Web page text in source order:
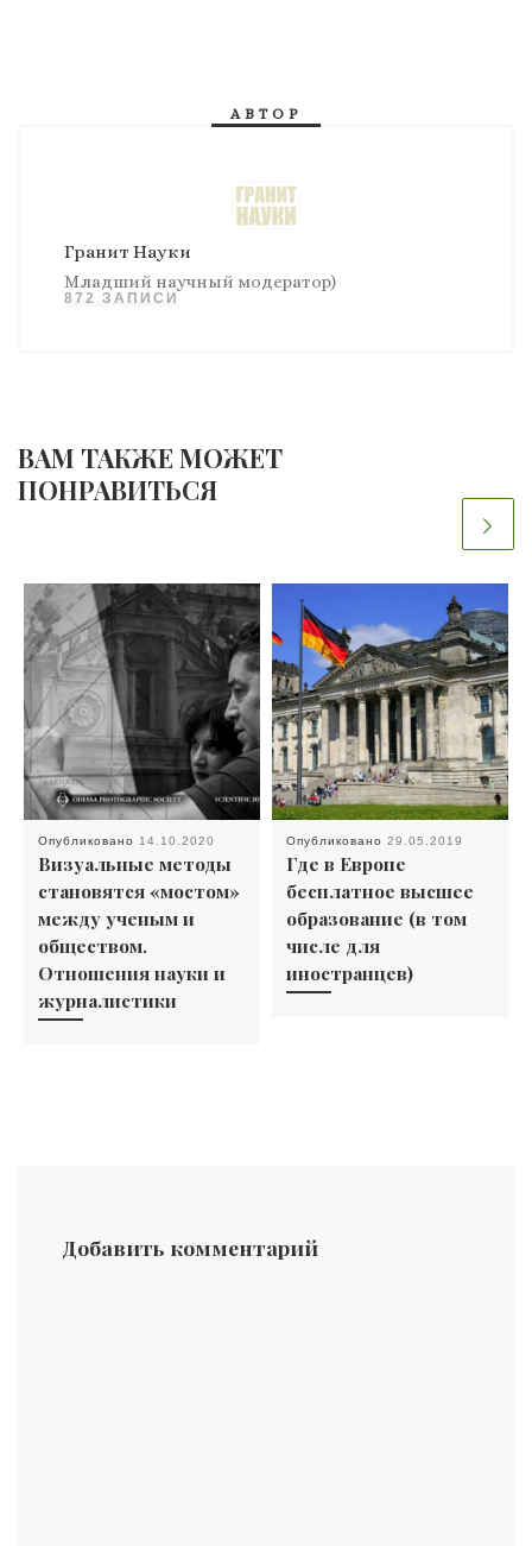
АВТОР
Гранит Науки
Младший научный модератор)
872 ЗАПИСИ
ВАМ ТАКЖЕ МОЖЕТ
ПОНРАВИТЬСЯ
Опубликовано 14.10.2020
Визуальные методы
становятся «мостом»
между ученым и
обществом.
Отношения науки и
журналистики
Опубликовано 29.05.2019
Где в Европе
бесплатное высшее
образование (в том
числе для
иностранцев)
Добавить комментарий